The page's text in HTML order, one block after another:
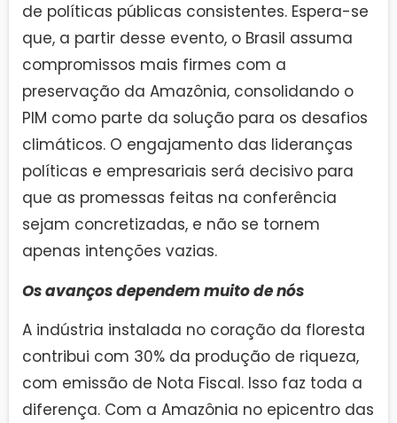
de políticas públicas consistentes. Espera-se
que, a partir desse evento, o Brasil assuma
compromissos mais firmes com a
preservação da Amazônia, consolidando o
PIM como parte da solução para os desafios
climáticos. O engajamento das lideranças
políticas e empresariais será decisivo para
que as promessas feitas na conferência
sejam concretizadas, e não se tornem
apenas intenções vazias.
Os avanços dependem muito de nós
A indústria instalada no coração da floresta
contribui com 30% da produção de riqueza,
com emissão de Nota Fiscal. Isso faz toda a
diferença. Com a Amazônia no epicentro das